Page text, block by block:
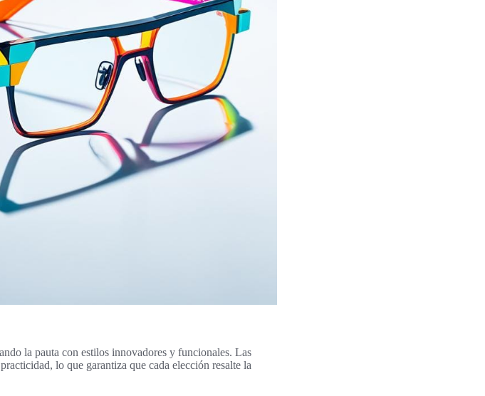
la pauta con estilos innovadores y funcionales. Las
lo que garantiza que cada elección resalte la